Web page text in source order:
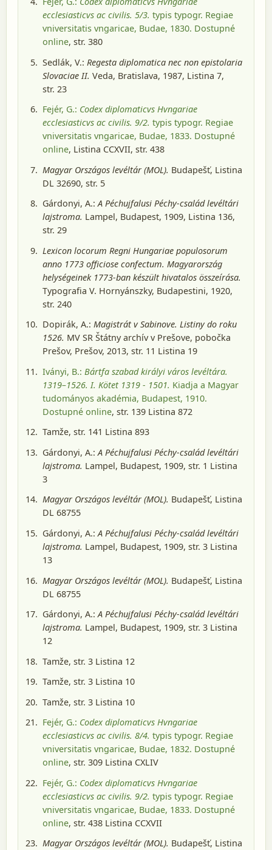
ecclesiasticvs ac civilis. 5/3. typis typogr. Regiae
vniversitatis vngaricae, Budae, 1830. Dostupné
online, str. 380
Sedlák, V.: Regesta diplomatica nec non epistolaria
Slovaciae II. Veda, Bratislava, 1987, Listina 7,
str. 23
Fejér, G.: Codex diplomaticvs Hvngariae
ecclesiasticvs ac civilis. 9/2. typis typogr. Regiae
vniversitatis vngaricae, Budae, 1833. Dostupné
online, Listina CCXVII, str. 438
Magyar Országos levéltár (MOL). Budapešť, Listina
DL 32690, str. 5
Gárdonyi, A.:A Péchujfalusi Péchy-család levéltári
lajstroma. Lampel, Budapest, 1909, Listina 136,
str. 29
Lexicon locorum Regni Hungariae populosorum
anno 1773 officiose confectum. Magyarország
helységeinek 1773-ban készült hivatalos összeírása.
Typografia V. Hornyánszky, Budapestini, 1920,
str. 240
Dopirák, A.: Magistrát v Sabinove. Listiny do roku
1526. MV SR Štátny archív v Prešove, pobočka
Prešov, Prešov, 2013, str. 11 Listina 19
Iványi, B.: Bártfa szabad királyi város levéltára.
1319–1526. I. Kötet 1319 - 1501. Kiadja a Magyar
tudományos akadémia, Budapest, 1910.
Dostupné online, str. 139 Listina 872
Tamže, str. 141 Listina 893
Gárdonyi, A.:A Péchujfalusi Péchy-család levéltári
lajstroma. Lampel, Budapest, 1909, str. 1 Listina
3
Magyar Országos levéltár (MOL). Budapešť, Listina
DL 68755
Gárdonyi, A.:A Péchujfalusi Péchy-család levéltári
lajstroma. Lampel, Budapest, 1909, str. 3 Listina
13
Magyar Országos levéltár (MOL). Budapešť, Listina
DL 68755
Gárdonyi, A.:A Péchujfalusi Péchy-család levéltári
lajstroma. Lampel, Budapest, 1909, str. 3 Listina
12
Tamže, str. 3 Listina 12
Tamže, str. 3 Listina 10
Tamže, str. 3 Listina 10
Fejér, G.: Codex diplomaticvs Hvngariae
ecclesiasticvs ac civilis. 8/4. typis typogr. Regiae
vniversitatis vngaricae, Budae, 1832. Dostupné
online, str. 309 Listina CXLIV
Fejér, G.: Codex diplomaticvs Hvngariae
ecclesiasticvs ac civilis. 9/2. typis typogr. Regiae
vniversitatis vngaricae, Budae, 1833. Dostupné
online, str. 438 Listina CCXVII
Magyar Országos levéltár (MOL). Budapešť, Listina